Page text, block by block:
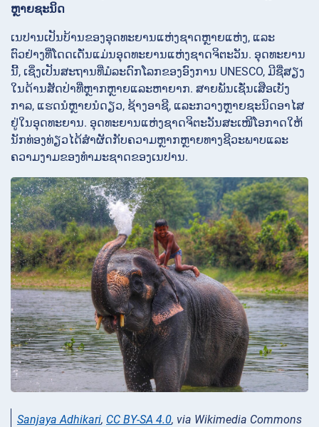
ຫຼາຍຊະນິດ
ເນປານເປັນບ້ານຂອງອຸດທະຍານແຫ່ງຊາດຫຼາຍແຫ່ງ, ແລະ
ຕົວຢ່າງທີ່ໂດດເດັ່ນແມ່ນອຸດທະຍານແຫ່ງຊາດຈິຕະວັນ. ອຸດທະຍານ
ນີ້, ເຊິ່ງເປັນສະຖານທີ່ມໍລະດົກໂລກຂອງອົງການ UNESCO, ມີຊື່ສຽງ
ໃນດ້ານສັດປ່າທີ່ຫຼາກຫຼາຍແລະຫາຍາກ. ສາຍພັນເຊັ່ນເສືອເບັງ
ກາລ, ແຮດນໍຫຼາຍນໍດຽວ, ຊ້າງອາຊີ, ແລະກວາງຫຼາຍຊະນິດອາໄສ
ຢູ່ໃນອຸດທະຍານ. ອຸດທະຍານແຫ່ງຊາດຈິຕະວັນສະເໜີໂອກາດໃຫ້
ນັກທ່ອງທ່ຽວໄດ້ສຳຜັດກັບຄວາມຫຼາກຫຼາຍທາງຊີວະພາບແລະ
ຄວາມງາມຂອງທຳມະຊາດຂອງເນປານ.
Sanjaya Adhikari, CC BY-SA 4.0, via Wikimedia Commons